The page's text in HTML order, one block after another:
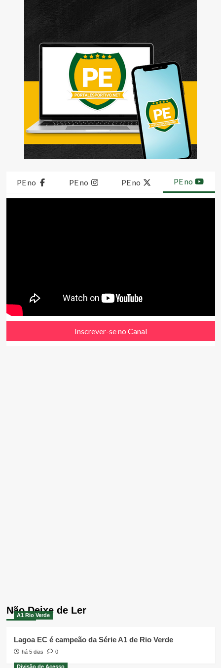
PE no PE no PE no PE no
Inscrever-se no Canal
Não Deixe de Ler
A1 Rio Verde
Lagoa EC é campeão da Série A1 de Rio Verde
há 5 dias 0
Divisão de Acesso